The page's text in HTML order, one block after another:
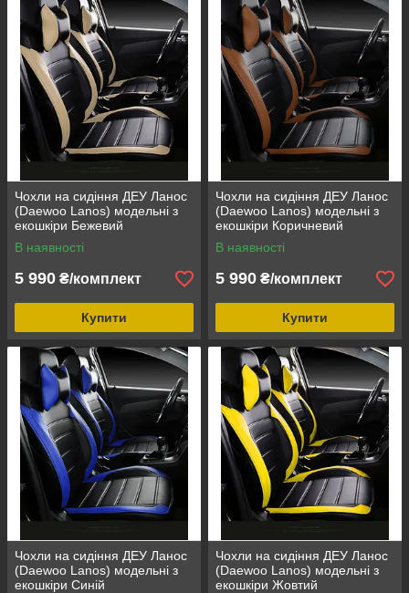
Чохли на сидіння ДЕУ Ланос
(Daewoo Lanos) модельні з
екошкіри Бежевий
В наявності
5 990 ₴/комплект
Купити
Чохли на сидіння ДЕУ Ланос
(Daewoo Lanos) модельні з
екошкіри Коричневий
В наявності
5 990 ₴/комплект
Купити
Чохли на сидіння ДЕУ Ланос
(Daewoo Lanos) модельні з
екошкіри Синій
Чохли на сидіння ДЕУ Ланос
(Daewoo Lanos) модельні з
екошкіри Жовтий